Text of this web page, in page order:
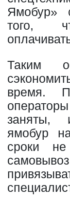
Ямобур»
того,
Таким
время.
заняты,
ямобур
сроки